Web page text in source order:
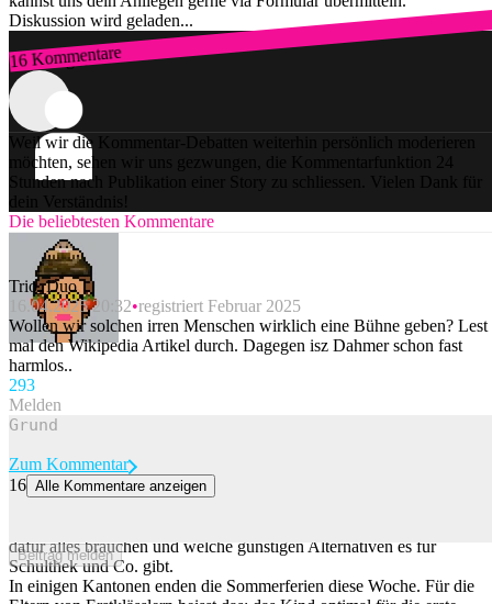
Diskussion wird geladen...
16 Kommentare
Zum Login
Weil wir die Kommentar-Debatten weiterhin persönlich moderieren
möchten, sehen wir uns gezwungen, die Kommentarfunktion 24
Stunden nach Publikation einer Story zu schliessen. Vielen Dank für
dein Verständnis!
Die beliebtesten Kommentare
Trio_Duo
16.04.2025 20:32 registriert Februar 2025
Wollen wir solchen irren Menschen wirklich eine Bühne geben? Lest
mal den Wikipedia Artikel durch. Dagegen isz Dahmer schon fast
harmlos..
293
Melden
Beitrag melden
Zum Kommentar
16 Alle Kommentare anzeigen
dafür alles brauchen und welche günstigen Alternativen es für
Schulthek und Co. gibt.
In einigen Kantonen enden die Sommerferien diese Woche. Für die